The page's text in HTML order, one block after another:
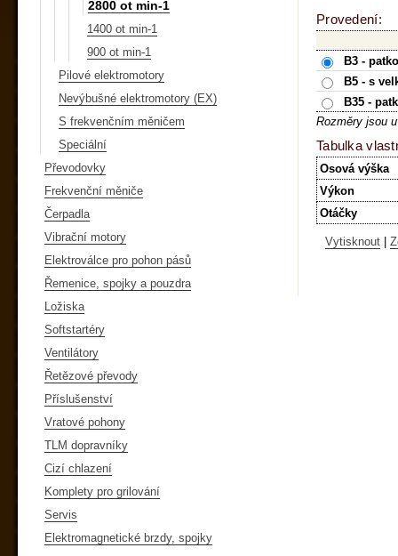
2800 ot min-1
1400 ot min-1
900 ot min-1
Pilové elektromotory
Nevýbušné elektromotory (EX)
S frekvenčním měničem
Speciální
Převodovky
Frekvenční měniče
Čerpadla
Vibrační motory
Elektroválce pro pohon pásů
Řemenice, spojky a pouzdra
Ložiska
Softstartéry
Ventilátory
Řetězové převody
Příslušenství
Vratové pohony
TLM dopravníky
Cizí chlazení
Komplety pro grilování
Servis
Elektromagnetické brzdy, spojky
Provedení:
B3 -
B5 - s
B35 -
Rozměry jsou
Tabulka
Osová výška
Výkon
Otáčky
Vytisknout